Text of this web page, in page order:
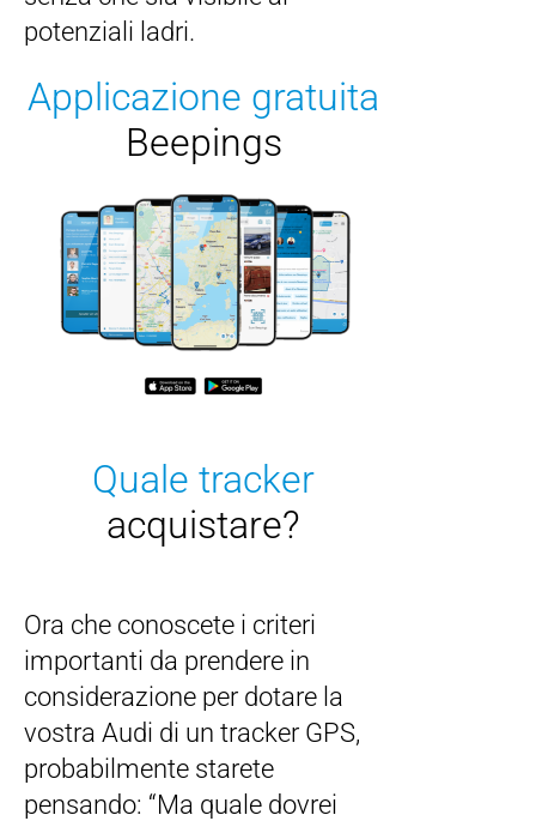
potenziali ladri.
Applicazione gratuita
Beepings
Quale tracker
acquistare?
Ora che conoscete i criteri
importanti da prendere in
considerazione per dotare la
vostra Audi di un tracker GPS,
probabilmente starete
pensando: “Ma quale dovrei